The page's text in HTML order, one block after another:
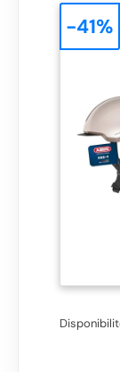
-41%